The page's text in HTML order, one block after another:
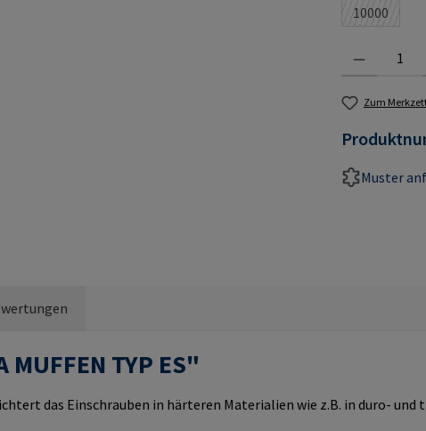
10000
(Diese
Zum
Muster
TYP ES"
das Einschrauben in härteren Materialien wie z.B. in duro-